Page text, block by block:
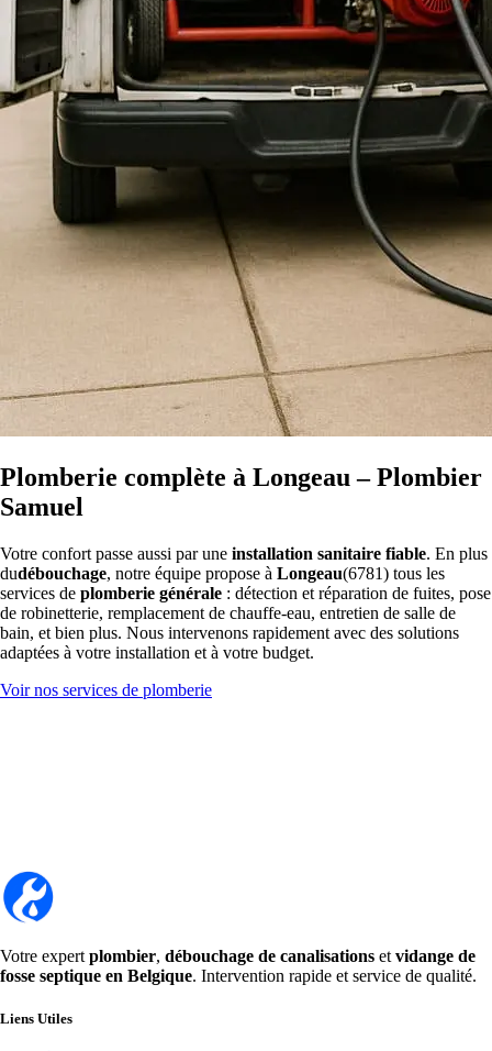
Plomberie complète à Longeau – Plombier
Samuel
Votre confort passe aussi par une installation sanitaire fiable. En plus
dudébouchage, notre équipe propose à Longeau(6781) tous les
services de plomberie générale : détection et réparation de fuites, pose
de robinetterie, remplacement de chauffe-eau, entretien de salle de
bain, et bien plus. Nous intervenons rapidement avec des solutions
adaptées à votre installation et à votre budget.
Voir nos services de plomberie
Votre expert plombier, débouchage de canalisations et vidange de
fosse septique en Belgique. Intervention rapide et service de qualité.
Liens Utiles